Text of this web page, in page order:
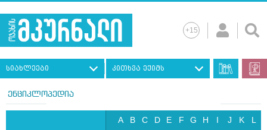
სიახლეები კითხვა ექიმს
ენციკლოპედია
A B C D E F G H I J K L